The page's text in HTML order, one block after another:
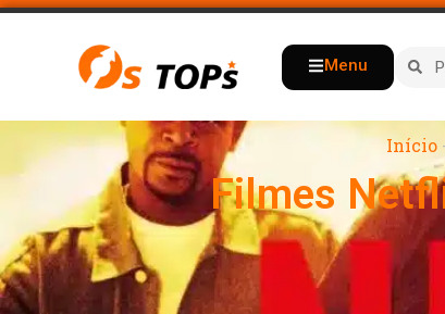
Menu
Início
Filmes